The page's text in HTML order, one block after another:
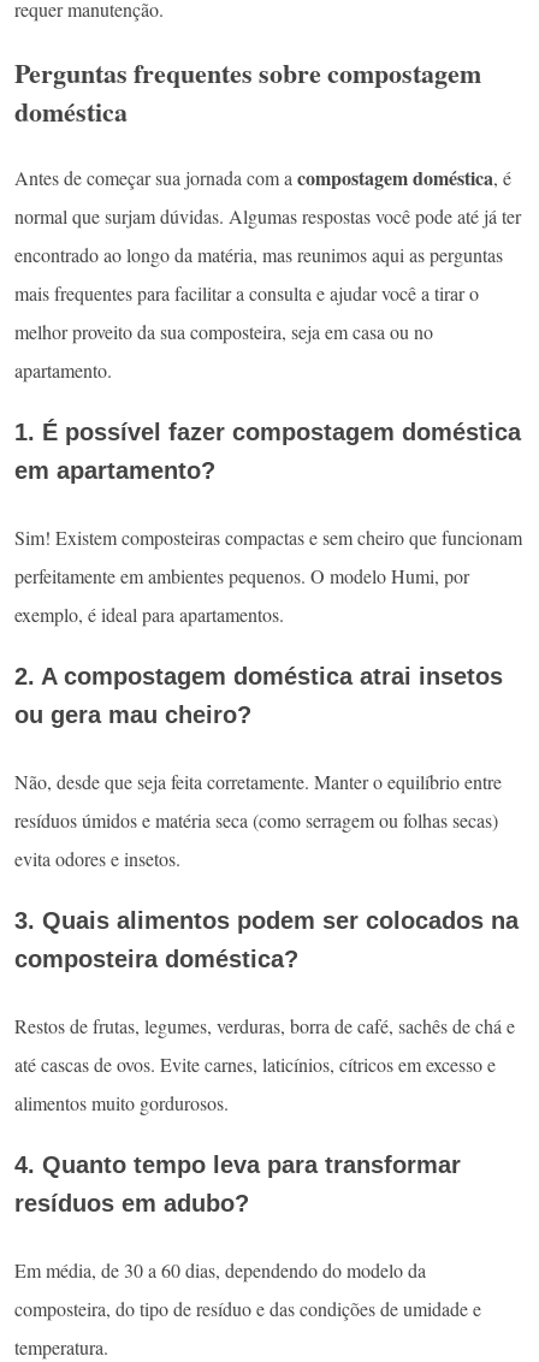
requer manutenção.
Perguntas frequentes sobre compostagem
doméstica
Antes de começar sua jornada com a compostagem doméstica, é
normal que surjam dúvidas. Algumas respostas você pode até já ter
encontrado ao longo da matéria, mas reunimos aqui as perguntas
mais frequentes para facilitar a consulta e ajudar você a tirar o
melhor proveito da sua composteira, seja em casa ou no
apartamento.
1. É possível fazer compostagem doméstica
em apartamento?
Sim! Existem composteiras compactas e sem cheiro que funcionam
perfeitamente em ambientes pequenos. O modelo Humi, por
exemplo, é ideal para apartamentos.
2. A compostagem doméstica atrai insetos
ou gera mau cheiro?
Não, desde que seja feita corretamente. Manter o equilíbrio entre
resíduos úmidos e matéria seca (como serragem ou folhas secas)
evita odores e insetos.
3. Quais alimentos podem ser colocados na
composteira doméstica?
Restos de frutas, legumes, verduras, borra de café, sachês de chá e
até cascas de ovos. Evite carnes, laticínios, cítricos em excesso e
alimentos muito gordurosos.
4. Quanto tempo leva para transformar
resíduos em adubo?
Em média, de 30 a 60 dias, dependendo do modelo da
composteira, do tipo de resíduo e das condições de umidade e
temperatura.